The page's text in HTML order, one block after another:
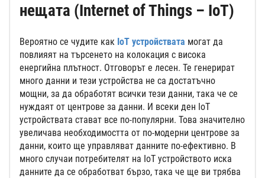
нещата (Internet of Things – IoT)
Вероятно се чудите как IoT устройствата могат да
повлияят на търсенето на колокация с висока
енергийна плътност. Отговорът е лесен. Те генерират
много данни и тези устройства не са достатъчно
мощни, за да обработят всички тези данни, така че се
нуждаят от центрове за данни. И всеки ден IoT
устройствата стават все по-популярни. Това значително
увеличава необходимостта от по-модерни центрове за
данни, които ще управляват данните по-ефективно. В
много случаи потребителят на IoT устройството иска
данните да се обработват бързо, така че ще ви трябва